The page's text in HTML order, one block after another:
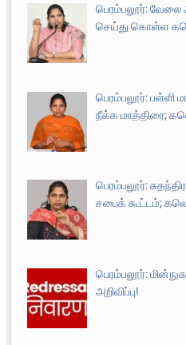
பெரம்பலூர்: வேலை
செய்து கொள்ள
பெரம்பலூர்: பள்ளி
நீக்க மாத்திரை;
பெரம்பலூர்:
சபைக் கூட்டம்;
பெரம்பலூர்:
அறிவிப்பு!